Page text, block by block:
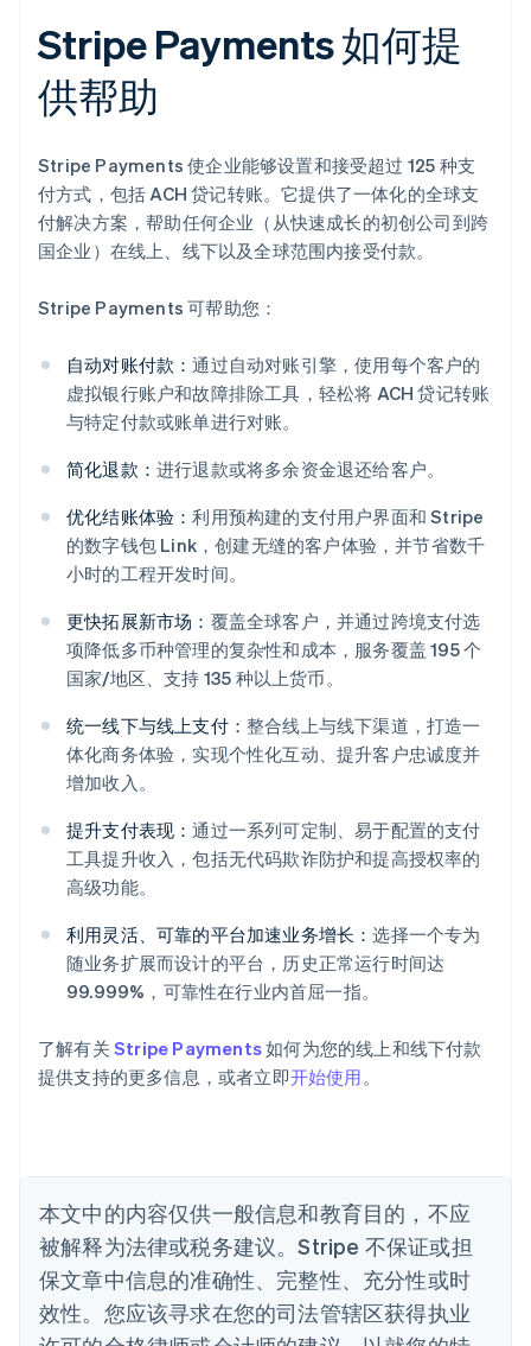
Stripe Payments 如何提
供帮助
Stripe Payments 使企业能够设置和接受超过 125 种支
付方式，包括 ACH 贷记转账。它提供了一体化的全球支
付解决方案，帮助任何企业（从快速成长的初创公司到跨
国企业）在线上、线下以及全球范围内接受付款。
Stripe Payments 可帮助您：
自动对账付款：通过自动对账引擎，使用每个客户的
虚拟银行账户和故障排除工具，轻松将 ACH 贷记转账
与特定付款或账单进行对账。
简化退款： 进行退款或将多余资金退还给客户。
优化结账体验：利用预构建的支付用户界面和 Stripe
的数字钱包 Link，创建无缝的客户体验，并节省数千
小时的工程开发时间。
更快拓展新市场： 覆盖全球客户，并通过跨境支付选
项降低多币种管理的复杂性和成本，服务覆盖 195 个
国家/地区、支持 135 种以上货币。
统一线下与线上支付： 整合线上与线下渠道，打造一
体化商务体验，实现个性化互动、提升客户忠诚度并
增加收入。
提升支付表现：通过一系列可定制、易于配置的支付
工具提升收入，包括无代码欺诈防护和提高授权率的
高级功能。
利用灵活、可靠的平台加速业务增长：选择一个专为
随业务扩展而设计的平台，历史正常运行时间达
99.999%，可靠性在行业内首屈一指。
了解有关 Stripe Payments如何为您的线上和线下付款
提供支持的更多信息，或者立即开始使用。
本文中的内容仅供一般信息和教育目的，不应
被解释为法律或税务建议。Stripe 不保证或担
保文章中信息的准确性、完整性、充分性或时
效性。您应该寻求在您的司法管辖区获得执业
阿联酋
English
爱尔兰
爱沙尼亚
English
奥地利
Deutsch English
English
巴西
比利时
波兰
English
丹麦
English
德国
Deutsch English